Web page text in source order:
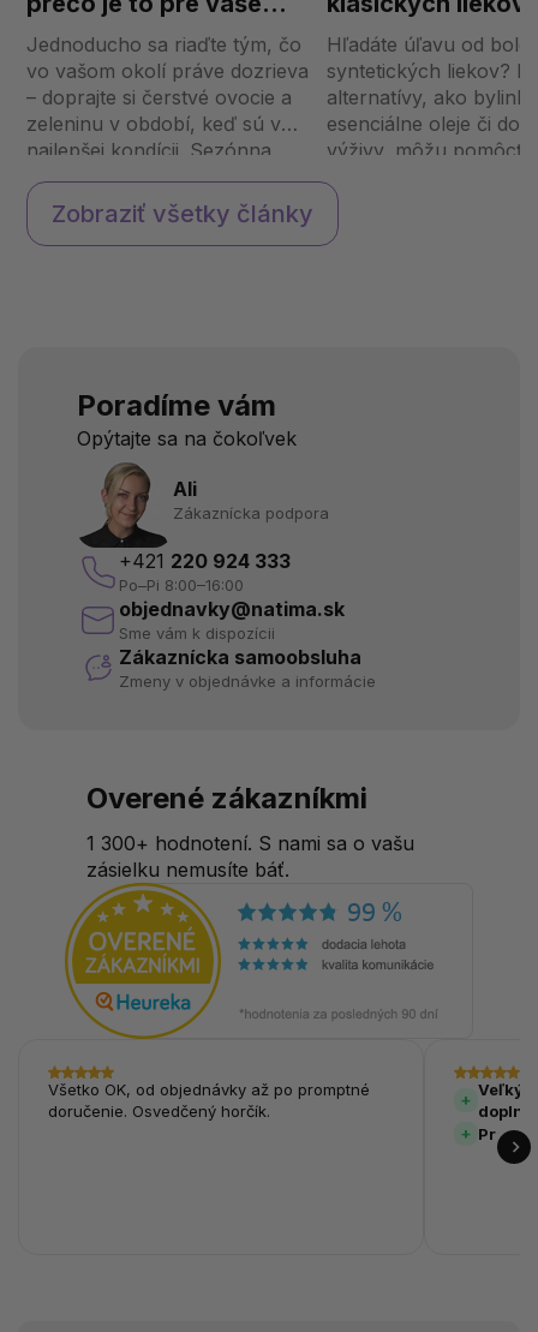
telo dôležité?
Jednoducho sa riaďte tým, čo
vo vašom okolí práve dozrieva
– doprajte si čerstvé ovocie a
zeleninu v období, keď sú v
najlepšej kondícii. Sezónna
strava nie je len krátkodobý
trend, ale prirodzený a
rozumný spôsob, ako
bolesť
Hľadáte úľavu od
syntetických liekov?
alternatívy, ako
esenciálne oleje či
výživy, môžu pomôcť
Ktoré z nich sú
ako ich správne
Zobraziť všetky články
Poradíme vám
Opýtajte sa na čokoľvek
Ali
Zákaznícka podpora
+421 220 924 333
Po–Pi 8:00–16:00
objednavky@natima.sk
Sme vám k dispozícii
Zákaznícka samoobsluha
Zmeny v objednávke a informácie
Overené zákazníkmi
1 300+ hodnotení. S nami sa o vašu
zásielku nemusíte báť.
Všetko OK, od objednávky až po promptné
doručenie. Osvedčený horčík.
Veľký